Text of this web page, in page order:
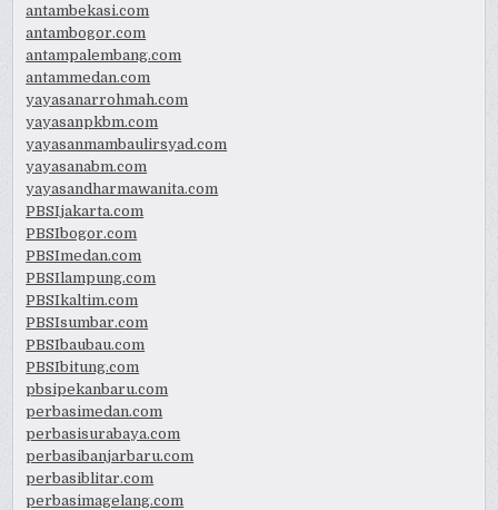
antambekasi.com
antambogor.com
antampalembang.com
antammedan.com
yayasanarrohmah.com
yayasanpkbm.com
yayasanmambaulirsyad.com
yayasanabm.com
yayasandharmawanita.com
PBSIjakarta.com
PBSIbogor.com
PBSImedan.com
PBSIlampung.com
PBSIkaltim.com
PBSIsumbar.com
PBSIbaubau.com
PBSIbitung.com
pbsipekanbaru.com
perbasimedan.com
perbasisurabaya.com
perbasibanjarbaru.com
perbasiblitar.com
perbasimagelang.com